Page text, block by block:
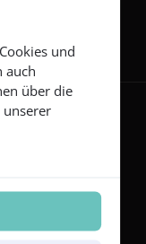
und
auch
über die
unserer